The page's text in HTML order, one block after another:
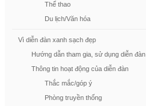
Thể thao
Du lịch/Văn hóa
Vì diễn đàn xanh sạch đẹp
Hướng dẫn tham gia, sử dụng diễn đàn
Thông tin hoạt động của diễn đàn
Thắc mắc/góp ý
Phòng truyền thống